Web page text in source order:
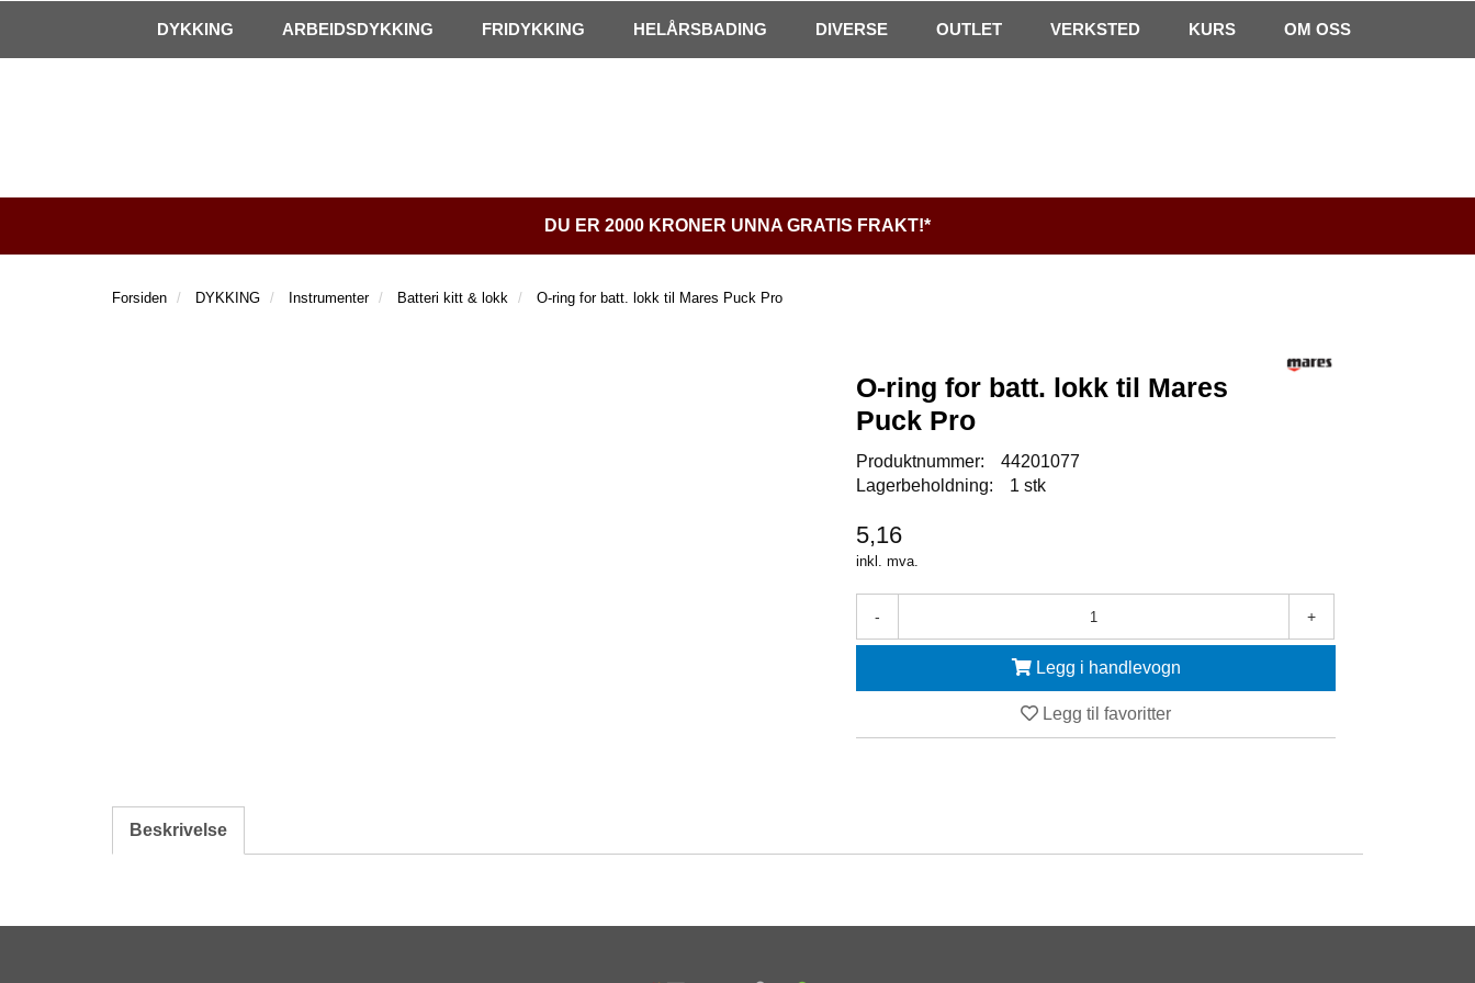
Kontakt oss! Åpningstider Min side Infosenter Favoritter
DYKKING ARBEIDSDYKKING FRIDYKKING HELÅRSBADING DIVERSE OUTLET VERKSTED KURS OM OSS
DU ER 2000 KRONER UNNA GRATIS FRAKT!*
Forsiden DYKKING Instrumenter Batteri kitt & lokk O-ring for batt. lokk til Mares Puck Pro
O-ring for batt. lokk til Mares
Puck Pro
Produktnummer:
44201077
Lagerbeholdning:
1 stk
5,16
inkl. mva.
- +
Legg i handlevogn
Legg til favoritter
Beskrivelse